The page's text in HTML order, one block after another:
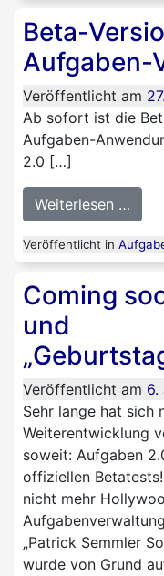
Beta-
Aufgaben-
Veröffentlicht am
Ab sofort ist die
Aufgaben-
2.0 […]
Weiterlesen …
Veröffentlicht in
Coming
und
Veröffentlicht am 6.
Sehr lange hat sich
Weiterentwicklung
soweit: Aufgaben
offiziellen
nicht mehr
„Patrick Semmler
wurde von Grund